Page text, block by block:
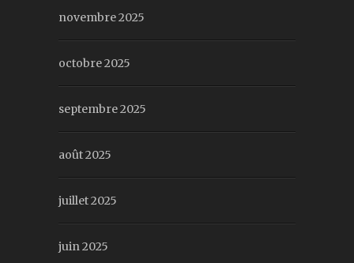
novembre 2025
octobre 2025
septembre 2025
août 2025
juillet 2025
juin 2025